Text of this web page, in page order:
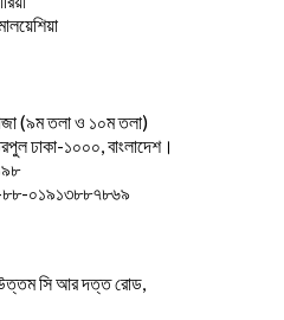
(৯ম তলা ও ১০ম তলা)
ঢাকা-১০০০, বাংলাদেশ।
০১৯১৩৮৮৭৮৬৯
সি আর দত্ত রোড,